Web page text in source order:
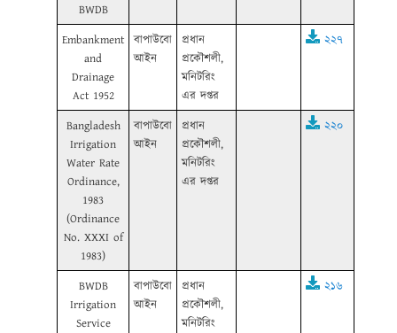
BWDB
Embankment
and
Drainage
Act 1952
বাপাউবো
আইন
প্রধান
প্রকৌশলী,
মনিটরিং
এর দপ্তর
২২৭
Bangladesh
Irrigation
Water Rate
Ordinance,
1983
(Ordinance
No. XXXI of
1983)
বাপাউবো
আইন
প্রধান
প্রকৌশলী,
মনিটরিং
এর দপ্তর
২২০
BWDB
Irrigation
Service
বাপাউবো
আইন
প্রধান
প্রকৌশলী,
মনিটরিং
২১৬